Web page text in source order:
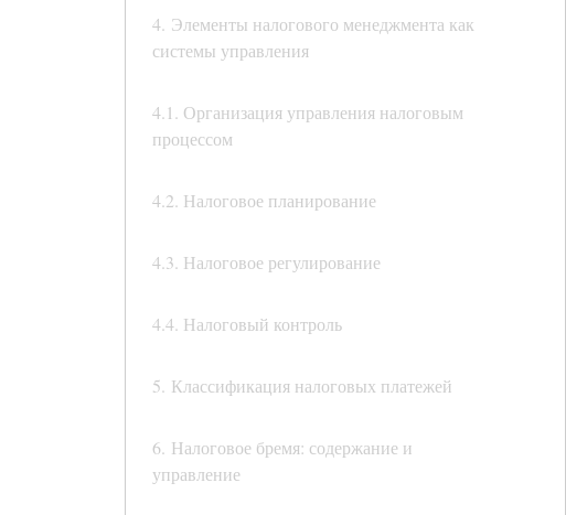
4. Элементы налогового менеджмента как
системы управления
4.1. Организация управления налоговым
процессом
4.2. Налоговое планирование
4.3. Налоговое регулирование
4.4. Налоговый контроль
5. Классификация налоговых платежей
6. Налоговое бремя: содержание и
управление